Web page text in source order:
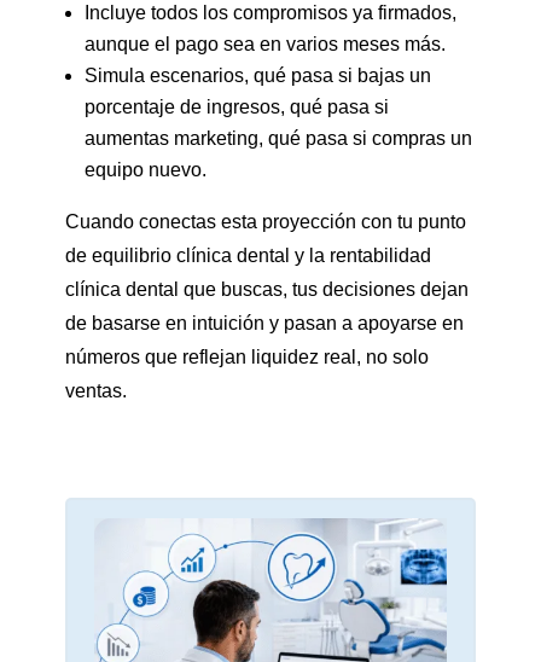
Incluye todos los compromisos ya firmados,
aunque el pago sea en varios meses más.
Simula escenarios, qué pasa si bajas un
porcentaje de ingresos, qué pasa si
aumentas marketing, qué pasa si compras un
equipo nuevo.
Cuando conectas esta proyección con tu punto
de equilibrio clínica dental y la rentabilidad
clínica dental que buscas, tus decisiones dejan
de basarse en intuición y pasan a apoyarse en
números que reflejan liquidez real, no solo
ventas.